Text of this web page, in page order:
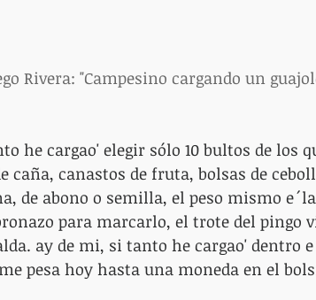
Rivera: "Campesino cargando un
he cargao' elegir sólo 10 bultos de los
caña, canastos de fruta, bolsas de
de abono o semilla, el peso mismo
para marcarlo, el trote del pingo
ay de mi, si tanto he cargao' dentro
pesa hoy hasta una moneda en el